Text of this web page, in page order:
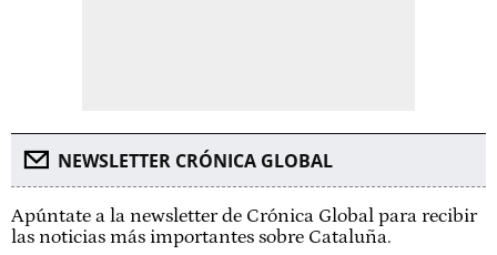
NEWSLETTER CRÓNICA GLOBAL
Apúntate a la newsletter de Crónica Global para recibir
las noticias más importantes sobre Cataluña.